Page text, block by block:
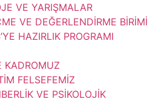
VE YARIŞMALAR
VE DEĞERLENDİRME BİRİMİ
HAZIRLIK PROGRAMI
KADROMUZ
FELSEFEMİZ
VE PSİKOLOJİK